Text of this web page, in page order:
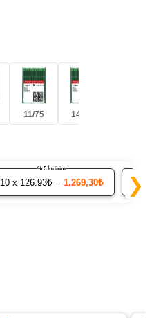
11/75 14/90
10x 126.93₺ = 1.269,30₺
% 5 İndirim
20
❯